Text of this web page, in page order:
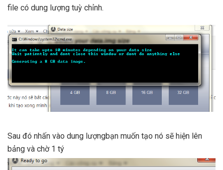
file có dung lượng tuỳ chỉnh.
Sau đó nhấn vào dung lượngbạn muốn tạo nó sẽ hiện lên
bảng và chờ 1 tý